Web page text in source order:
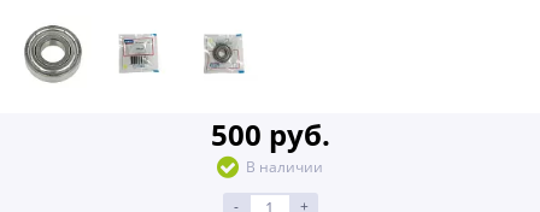
500 руб.
В наличии
-
+